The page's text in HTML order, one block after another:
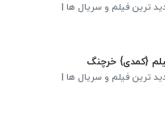
ترین فیلم و سریال ها |
{کمدی} خرچنگ
ترین فیلم و سریال ها |